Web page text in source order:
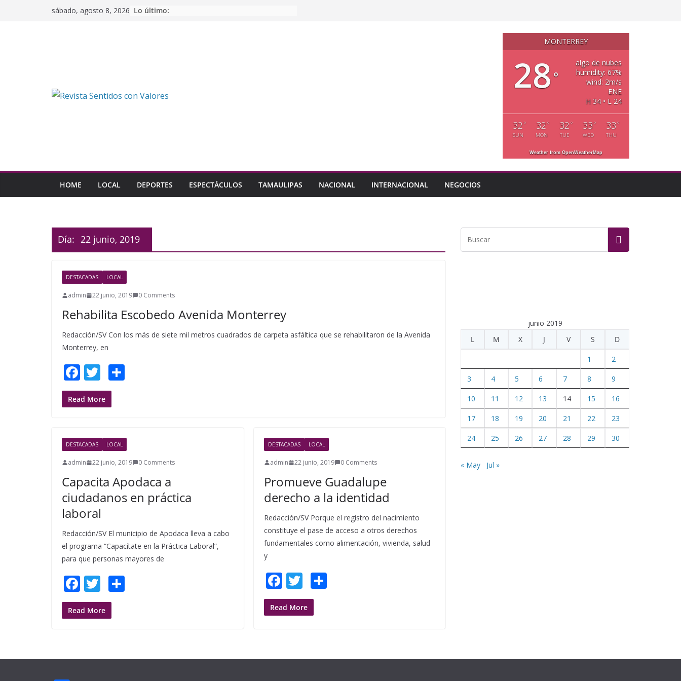
sábado, agosto 8, 2026 Lo último:
MONTERREY
28°
algo de nubes
humidity: 67%
wind: 2m/s
ENE
H 34 • L 24
32 °
SUN
32 °
MON
32 °
TUE
33°
WED
33°
THU
Weather from OpenWeatherMap
HOME LOCAL DEPORTES ESPECTÁCULOS TAMAULIPAS NACIONAL INTERNACIONAL NEGOCIOS
Día: 22 junio, 2019
DESTACADAS LOCAL
admin 22 junio, 2019 0 Comments
Rehabilita Escobedo Avenida Monterrey
Redacción/SV Con los más de siete mil metros cuadrados de carpeta asfáltica que se rehabilitaron de la Avenida
Monterrey, en
F
ac
e
o
o
k
T
w
itt
Read More
DESTACADAS LOCAL
admin 22 junio, 2019 0 Comments
Capacita Apodaca a
ciudadanos en práctica
laboral
Redacción/SV El municipio de Apodaca lleva a cabo
el programa “Capacítate en la Práctica Laboral”,
para que personas mayores de
F
ac
e
o
T
w
itt
Read More
DESTACADAS LOCAL
admin 22 junio, 2019 0 Comments
Promueve Guadalupe
derecho a la identidad
Redacción/SV Porque el registro del nacimiento
constituye el pase de acceso a otros derechos
fundamentales como alimentación, vivienda, salud
y
F
ac
e
o
T
w
itt
S
Read More
junio 2019
L
M X J V S D
1 2
3 4 5 6 7 8 9
10 11 12 13 14 15 16
17 18 19 20 21 22 23
24 25 26 27 28 29 30
« May Jul »